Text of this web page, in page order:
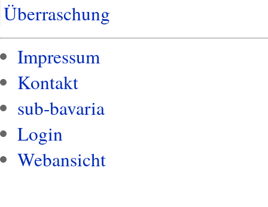
Überraschung
Impressum
Kontakt
sub-bavaria
Login
Webansicht